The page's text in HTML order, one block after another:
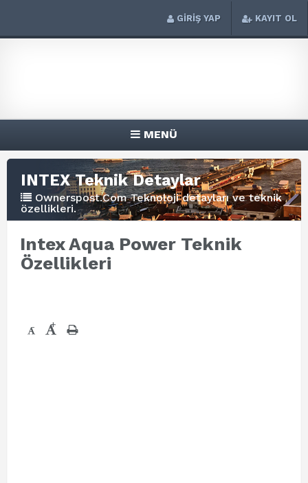
GİRİŞ YAP KAYIT OL
MENÜ
INTEX Teknik Detaylar
Ownerspost.Com Teknoloji detayları ve teknik
özellikleri.
Intex Aqua Power Teknik
Özellikleri
- +